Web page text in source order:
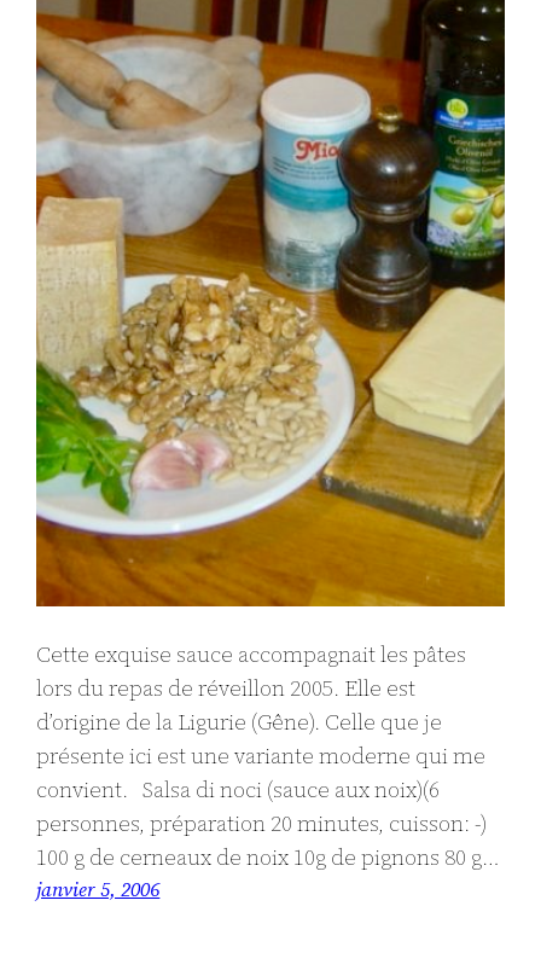
Cette exquise sauce accompagnait les pâtes
lors du repas de réveillon 2005. Elle est
d’origine de la Ligurie (Gêne). Celle que je
présente ici est une variante moderne qui me
convient. Salsa di noci (sauce aux noix)(6
personnes, préparation 20 minutes, cuisson: -)
100 g de cerneaux de noix 10g de pignons 80 g…
janvier 5, 2006